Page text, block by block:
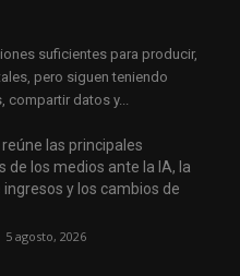
suficientes para producir,
pero siguen teniendo
compartir datos y...
reúne las principales
de los medios ante la IA, la
ingresos y los cambios de
5 agosto, 2026